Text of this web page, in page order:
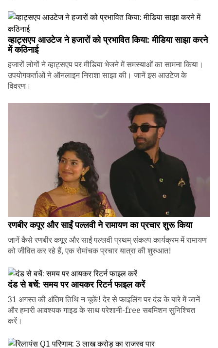
व्हाट्सएप आउटेज ने हजारों को प्रभावित किया: मीडिया साझा करने
में कठिनाई
हजारों लोगों ने व्हाट्सएप पर मीडिया भेजने में समस्याओं का सामना किया।
उपयोगकर्ताओं ने ऑनलाइन निराशा साझा की। जानें इस आउटेज के
विवरण।
रणबीर कपूर और साईं पल्लवी ने रामायण का प्रचार शुरू किया
जानें कैसे रणबीर कपूर और साईं पल्लवी प्रथम् संकल्प कार्यक्रम में रामायण
को जीवित कर रहे हैं, एक रोमांचक प्रचार यात्रा की शुरुआत!
दंड से बचें: समय पर आयकर रिटर्न फाइल करें
31 अगस्त की अंतिम तिथि न चूकें! देर से फाइलिंग पर दंड के बारे में जानें
और हमारी आवश्यक गाइड के साथ परेशानी-free सबमिशन सुनिश्चित
करें।